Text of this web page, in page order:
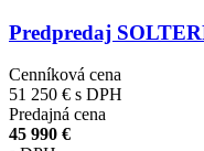
Predpredaj
Cenníková cena
51 250 € s DPH
Predajná cena
45 990 €